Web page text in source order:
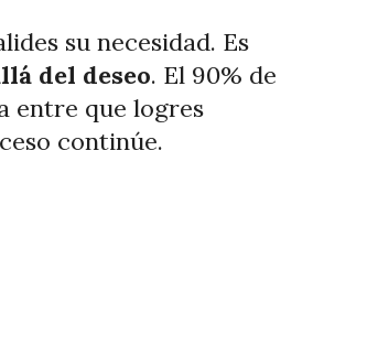
su necesidad. Es
del deseo. El 90% de
entre que logres
continúe.